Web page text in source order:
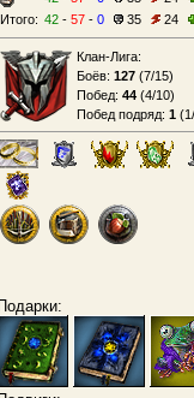
Итого: 42 - 57 - 0 35 24
Клан-Лига:
Боёв: 127 (7/15)
Побед: 44 (4/10)
Побед подряд: 1 (
Подарки: